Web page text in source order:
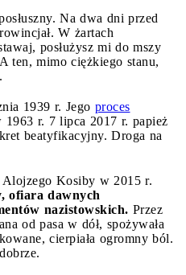
Na dwa dni przed
W żartach
posłużysz mi do mszy
ten, mimo ciężkiego stanu,
1939 r. Jego proces
1963 r. 7 lipca 2017 r. papież
beatyfikacyjny. Droga na
Kosiby w 2015 r.
ofiara dawnych
nazistowskich. Przez
od pasa w dół, spożywała
cierpiała ogromny ból.